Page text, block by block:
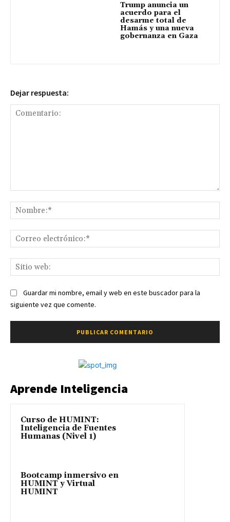
Trump anuncia un
acuerdo para el
desarme total de
Hamás y una nueva
gobernanza en Gaza
Dejar respuesta:
Guardar mi nombre, email y web en este buscador para la
siguiente vez que comente.
Aprende Inteligencia
Curso de HUMINT:
Inteligencia de Fuentes
Humanas (Nivel 1)
Bootcamp inmersivo en
HUMINT y Virtual
HUMINT